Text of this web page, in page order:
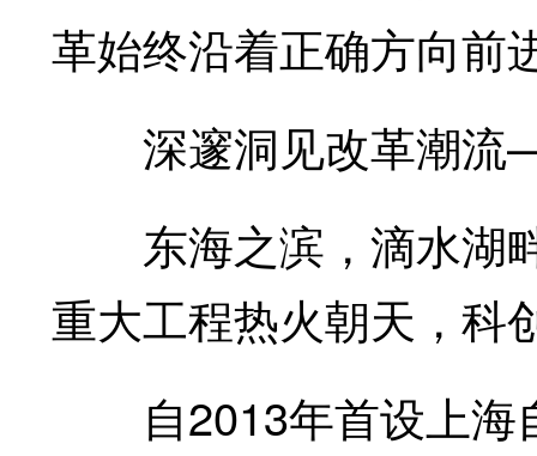
革始终沿着正确方向前
深邃洞见改革潮
东海之滨，滴水湖
重大工程热火朝天，科
自2013年首设上海